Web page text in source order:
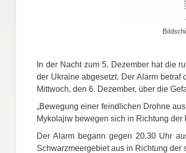
In der Nacht zum 5. Dezember hat die
der Ukraine abgesetzt. Der Alarm
Mittwoch, den 6. Dezember, über die
„Bewegung einer feindlichen Drohne
Mykolajiw bewegen sich in Richtung der
Der Alarm begann gegen 20.30 Uhr
Schwarzmeergebiet aus in Richtung der